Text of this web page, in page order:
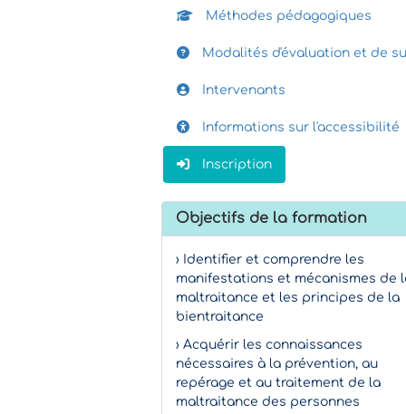
Méthodes pédagogiques
Modalités d'évaluation et de
Intervenants
Informations sur l'accessibilité
Inscription
Objectifs de la formation
› Identifier et comprendre les
manifestations et mécanismes de
maltraitance et les principes de la
bientraitance
› Acquérir les connaissances
nécessaires à la prévention, au
repérage et au traitement de la
maltraitance des personnes